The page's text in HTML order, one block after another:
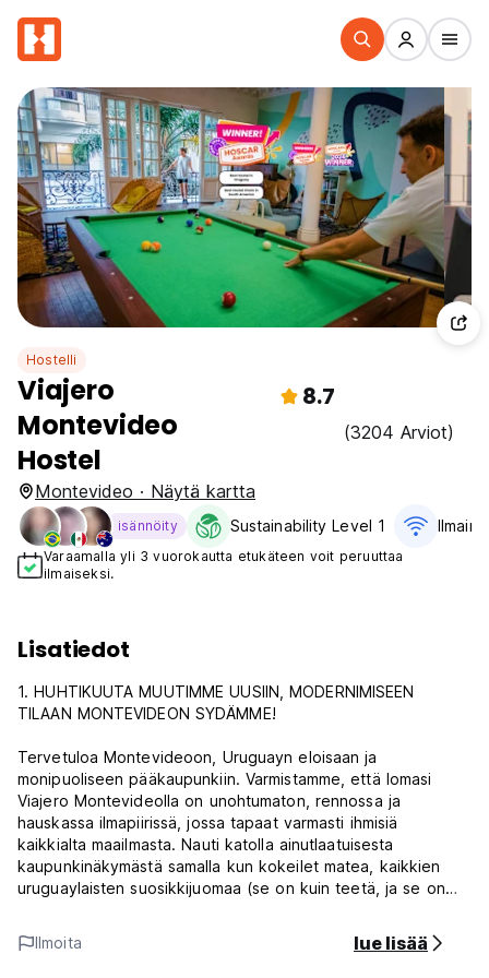
Hostelli
Viajero
Montevideo
Hostel
8.7
(3204 Arviot)
Montevideo · Näytä kartta
isännöity Sustainability Level 1
Varaamalla yli 3 vuorokautta etukäteen voit peruuttaa
ilmaiseksi.
Lisatiedot
1. HUHTIKUUTA MUUTIMME UUSIIN, MODERNIMISEEN
TILAAN MONTEVIDEON SYDÄMME!
Tervetuloa Montevideoon, Uruguayn eloisaan ja
monipuoliseen pääkaupunkiin. Varmistamme, että lomasi
Viajero Montevideolla on unohtumaton, rennossa ja
hauskassa ilmapiirissä, jossa tapaat varmasti ihmisiä
kaikkialta maailmasta. Nauti katolla ainutlaatuisesta
kaupunkinäkymästä samalla kun kokeilet matea, kaikkien
uruguaylaisten suosikkijuomaa (se on kuin teetä, ja se on
pelaa hetki biljardia ennen kuin lähdet kaupungille juhlimaan.
Ilmoita lue lisää